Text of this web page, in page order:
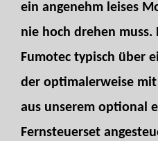
ein angenehm leises
nie hoch drehen
Fumotec typisch über
der optimalerweise
aus unserem optional
Fernsteuerset